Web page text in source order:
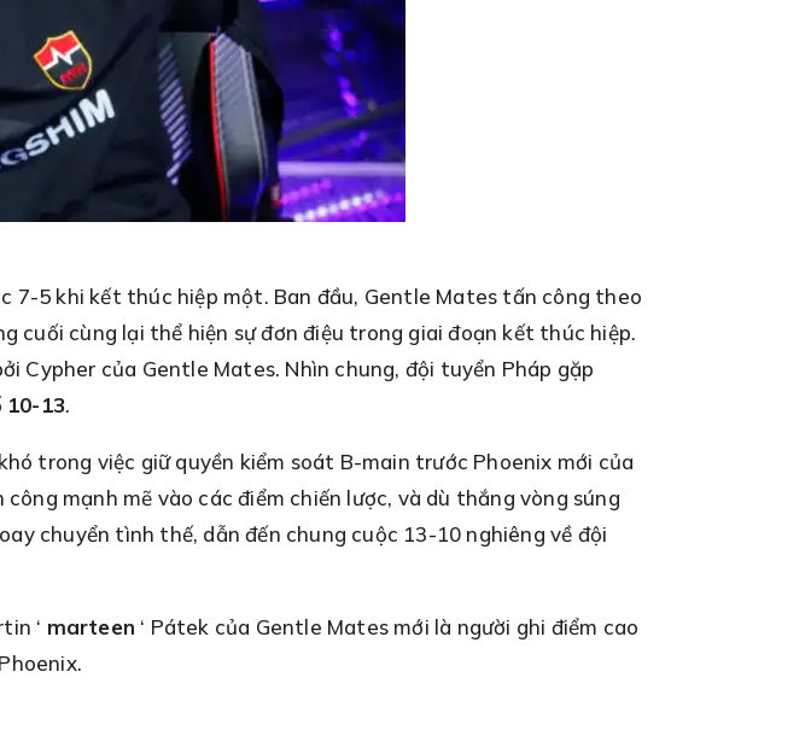
7-5 khi kết thúc hiệp một. Ban đầu, Gentle Mates tấn công theo
cuối cùng lại thể hiện sự đơn điệu trong giai đoạn kết thúc hiệp.
Cypher của Gentle Mates. Nhìn chung, đội tuyển Pháp gặp
10-13.
trong việc giữ quyền kiểm soát B-main trước Phoenix mới của
mạnh mẽ vào các điểm chiến lược, và dù thắng vòng súng
chuyển tình thế, dẫn đến chung cuộc 13-10 nghiêng về đội
‘ marteen ‘ Pátek của Gentle Mates mới là người ghi điểm cao